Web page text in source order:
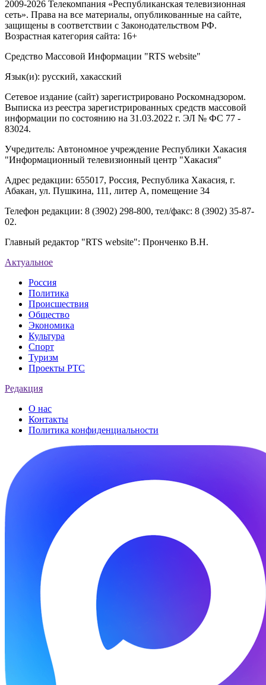
2009-2026 Телекомпания «Республиканская телевизионная
сеть». Права на все материалы, опубликованные на сайте,
защищены в соответствии с Законодательством РФ.
Возрастная категория сайта: 16+
Средство Массовой Информации "RTS website"
Язык(и): русский, хакасский
Сетевое издание (сайт) зарегистрировано Роскомнадзором.
Выписка из реестра зарегистрированных средств массовой
информации по состоянию на 31.03.2022 г. ЭЛ № ФС 77 -
83024.
Учредитель: Автономное учреждение Республики Хакасия
"Информационный телевизионный центр "Хакасия"
Адрес редакции: 655017, Россия, Республика Хакасия, г.
Абакан, ул. Пушкина, 111, литер А, помещение 34
Телефон редакции: 8 (3902) 298-800, тел/факс: 8 (3902) 35-87-
02.
Главный редактор "RTS website": Пронченко В.Н.
Актуальное
Россия
Политика
Происшествия
Общество
Экономика
Культура
Спорт
Туризм
Проекты РТС
Редакция
О нас
Контакты
Политика конфиденциальности